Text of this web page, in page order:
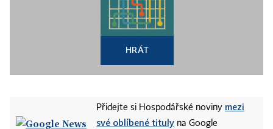
HRÁT
Přidejte si Hospodářské noviny mezi
své oblíbené tituly na Google